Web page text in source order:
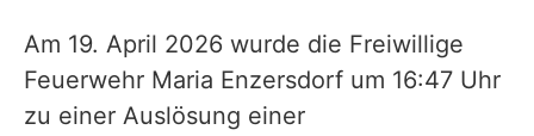
Am 19. April 2026 wurde die Freiwillige
Feuerwehr Maria Enzersdorf um 16:47 Uhr
zu einer Auslösung einer